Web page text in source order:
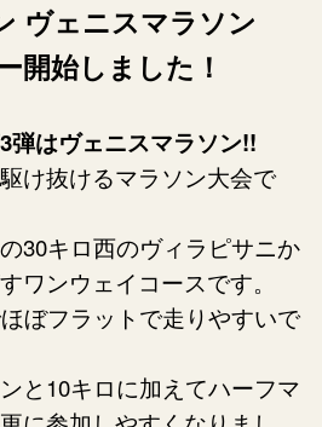
ヴェニスマラソン
開始しました！
弾はヴェニスマラソン!!
け抜けるマラソン大会で
30キロ西のヴィラピサニか
ワンウェイコースです。
ぼフラットで走りやすいで
と10キロに加えてハーフマ